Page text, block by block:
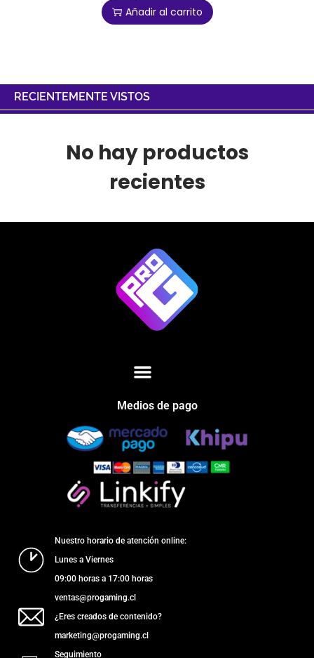
Añadir al carrito
RECIENTEMENTE VISTOS
No hay productos
recientes
Medios de pago
Nuestro horario de atención online:
Lunes a Viernes
09:00 horas a 17:00 horas
ventas@progaming.cl
¿Eres creados de contenido?
marketing@progaming.cl
Seguimiento